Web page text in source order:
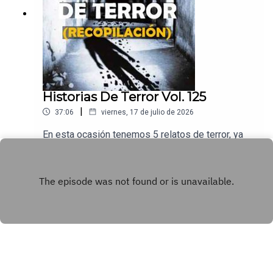
Historias De Terror Vol. 125
37:06 | viernes, 17 de julio de 2026
En esta ocasión tenemos 5 relatos de terror, ya